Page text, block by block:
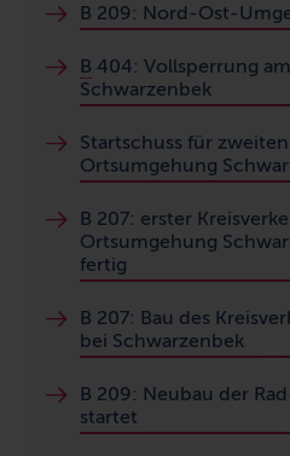
B 209: Nord-Ost-
B 404: Vollsperrung
Schwarzenbek
Startschuss für
Ortsumgehung
B 207: erster
Ortsumgehung
fertig
B 207: Bau des
bei Schwarzenbek
B 209: Neubau der
startet